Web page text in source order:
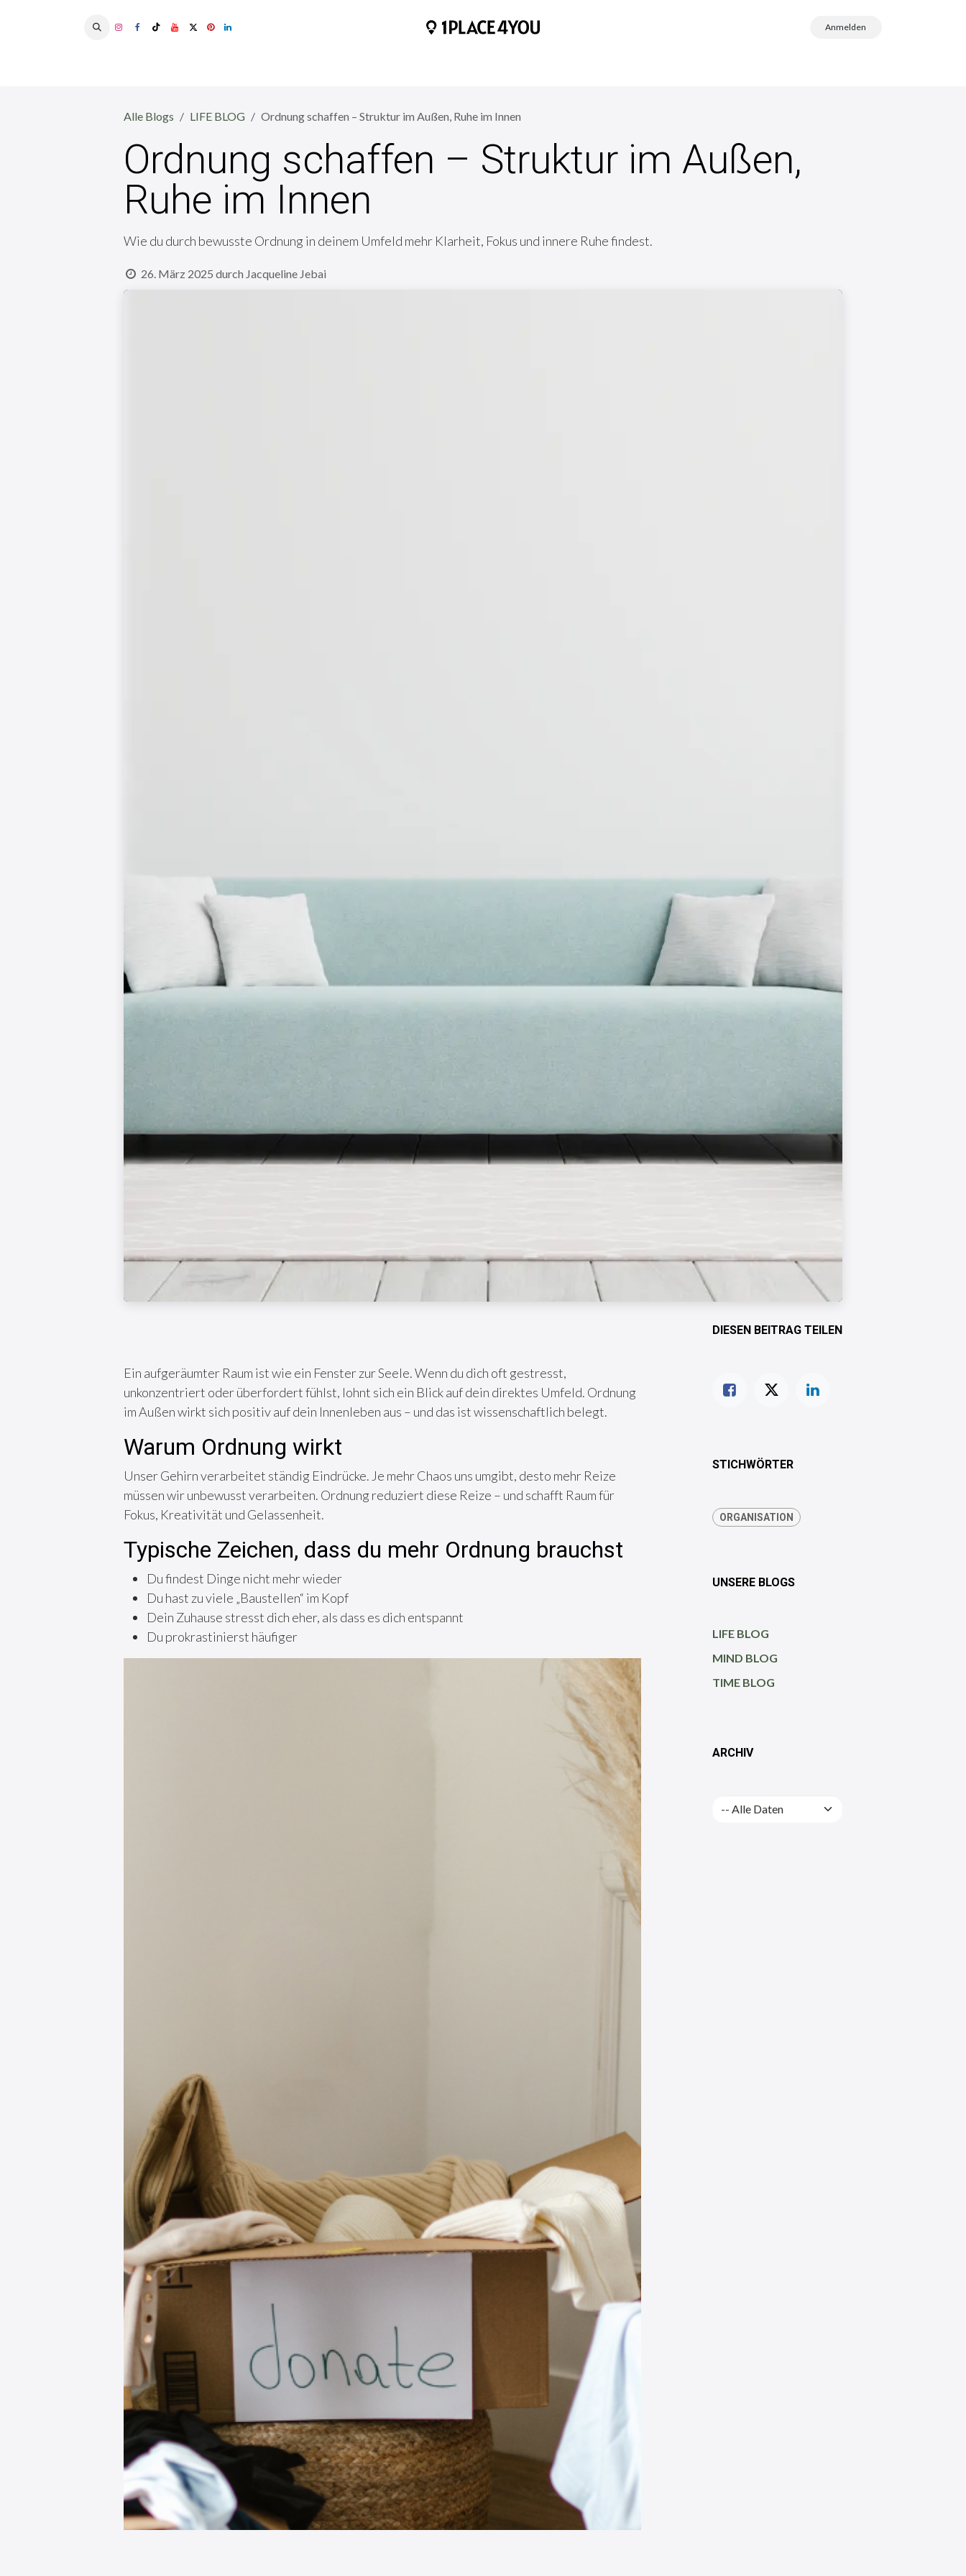
Anmelden
Alle Blogs LIFE BLOG Ordnung schaffen – Struktur im Außen, Ruhe im Innen
Ordnung schaffen – Struktur im Außen,
Ruhe im Innen
Wie du durch bewusste Ordnung in deinem Umfeld mehr Klarheit, Fokus und innere Ruhe findest.
26. März 2025 durch Jacqueline Jebai
Ein aufgeräumter Raum ist wie ein Fenster zur Seele. Wenn du dich oft gestresst,
unkonzentriert oder überfordert fühlst, lohnt sich ein Blick auf dein direktes Umfeld. Ordnung
im Außen wirkt sich positiv auf dein Innenleben aus – und das ist wissenschaftlich belegt.
Warum Ordnung wirkt
Unser Gehirn verarbeitet ständig Eindrücke. Je mehr Chaos uns umgibt, desto mehr Reize
müssen wir unbewusst verarbeiten. Ordnung reduziert diese Reize – und schafft Raum für
Fokus, Kreativität und Gelassenheit.
Typische Zeichen, dass du mehr Ordnung brauchst
Du findest Dinge nicht mehr wieder
Du hast zu viele „Baustellen“ im Kopf
Dein Zuhause stresst dich eher, als dass es dich entspannt
Du prokrastinierst häufiger
DIESEN BEITRAG TEILEN
STICHWÖRTER
ORGANISATION
UNSERE BLOGS
LIFE BLOG
MIND BLOG
TIME BLOG
ARCHIV